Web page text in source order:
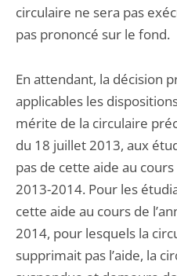
circulaire ne sera pas
pas prononcé sur le fond.
En attendant, la décision
applicables les
mérite de la circulaire
du 18 juillet 2013, aux
pas de cette aide au
2013-2014. Pour les
cette aide au cours de
2014, pour lesquels la
supprimait pas l’aide, la